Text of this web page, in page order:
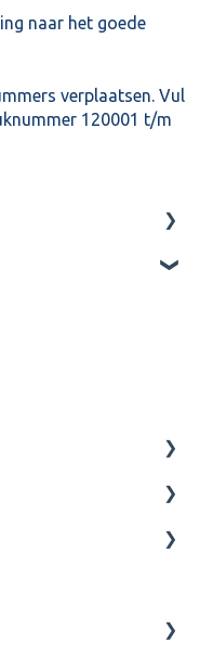
naar het goede
verplaatsen. Vul
120001 t/m